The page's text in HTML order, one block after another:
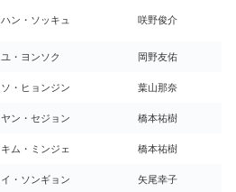
ハン・ソッキュ 咲野俊介
ユ・ヨンソク 岡野友佑
ソ・ヒョンジン 葉山那奈
ヤン・セジョン 橋本祐樹
キム・ミンジェ 橋本祐樹
イ・ソンギョン 矢尾幸子